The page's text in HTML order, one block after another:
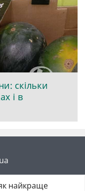
скільки
і в
найкраще